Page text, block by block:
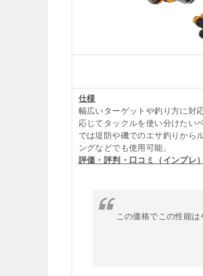
仕様
幅広いターゲットや釣り方に対
応じてタックルを使い分けたい
では堤防や磯でのエサ釣りから
ングなどでも使用可能。
評価・評判・口コミ（インプレ）
この価格でこの性能は